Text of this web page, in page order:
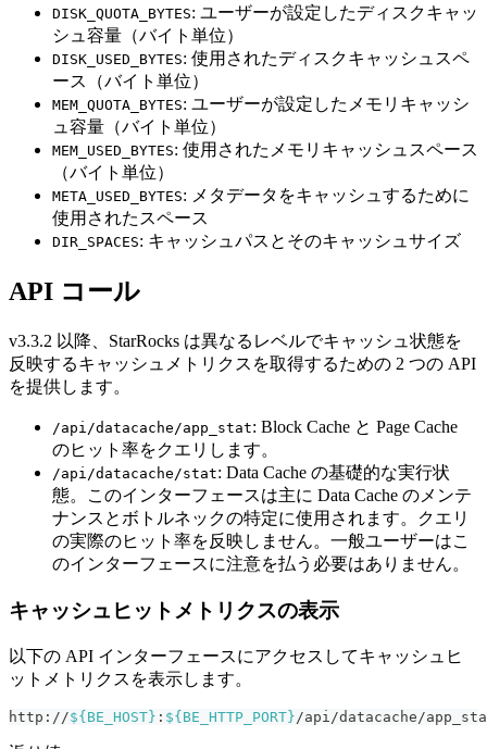
DISK_QUOTA_BYTES: ユーザーが設定したディスクキャッ
シュ容量（バイト単位）
DISK_USED_BYTES: 使用されたディスクキャッシュスペ
ース（バイト単位）
MEM_QUOTA_BYTES: ユーザーが設定したメモリキャッシ
ュ容量（バイト単位）
MEM_USED_BYTES: 使用されたメモリキャッシュスペース
（バイト単位）
META_USED_BYTES: メタデータをキャッシュするために
使用されたスペース
DIR_SPACES: キャッシュパスとそのキャッシュサイズ
API コール
v3.3.2 以降、StarRocks は異なるレベルでキャッシュ状態を
反映するキャッシュメトリクスを取得するための 2 つの API
を提供します。
/api/datacache/app_stat: Block Cache と Page Cache
のヒット率をクエリします。
/api/datacache/stat: Data Cache の基礎的な実行状
態。このインターフェースは主に Data Cache のメンテ
ナンスとボトルネックの特定に使用されます。クエリ
の実際のヒット率を反映しません。一般ユーザーはこ
のインターフェースに注意を払う必要はありません。
キャッシュヒットメトリクスの表示
以下の API インターフェースにアクセスしてキャッシュヒ
ットメトリクスを表示します。
http://${BE_HOST} : ${BE_HTTP_PORT} /api/datacache/